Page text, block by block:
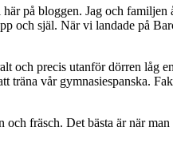
på bloggen. Jag och
och själ. När vi landade på
och precis utanför dörren låg
träna vår gymnasiespanska.
fräsch. Det bästa är när